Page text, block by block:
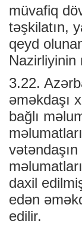
müvafiq
təşkilatın,
qeyd
Nazirliyinin
3.22.
əməkdaşı
bağlı
daxil
edən
edilir.